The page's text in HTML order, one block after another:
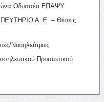
Οδυσσέα ΕΠΑΨΥ
Α. Ε. – Θέσεις
Νοσηλεύτριες
Προσωπικού